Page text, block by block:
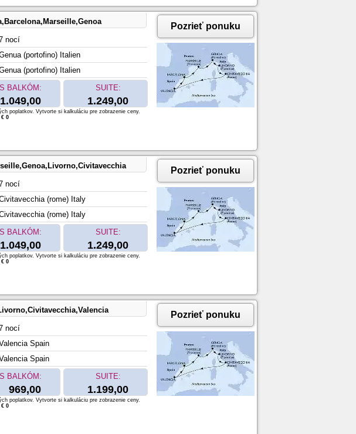
nocí
(portofino) Italien
(portofino) Italien
S BALKÓM:
1.049,00
SUITE:
1.249,00
Pozrieť ponuku
poplatkov. Vytvorte si kalkuláciu pre zobrazenie ceny.
0
nocí
(rome) Italy
(rome) Italy
S BALKÓM:
1.049,00
SUITE:
1.249,00
Pozrieť ponuku
poplatkov. Vytvorte si kalkuláciu pre zobrazenie ceny.
0
nocí
Spain
Spain
S BALKÓM:
969,00
SUITE:
1.199,00
Pozrieť ponuku
poplatkov. Vytvorte si kalkuláciu pre zobrazenie ceny.
0